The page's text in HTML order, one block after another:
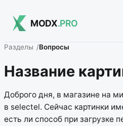
MODX.PRO
Разделы Вопросы
Название
Доброго дня, в магазине на
в selectel. Сейчас картинки
есть ли способ при загрузке